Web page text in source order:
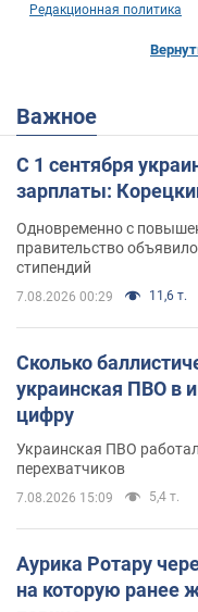
Редакционная политика
Важное
С 1 сентября
зарплаты:
Одновременно с
правительство
стипендий
7.08.2026 00:29 11,6 т.
Сколько
украинская ПВО в
цифру
Украинская ПВО
перехватчиков
7.08.2026 15:09 5,4 т.
Аурика Ротару
на которую ранее